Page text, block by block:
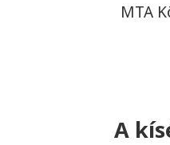
MTA
A